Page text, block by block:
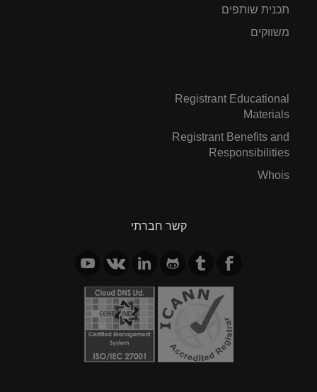
תכנית שותפים
משווקים
Registrant Educational
Materials
Registrant Benefits and
Responsibilities
Whois
קשר חברתי